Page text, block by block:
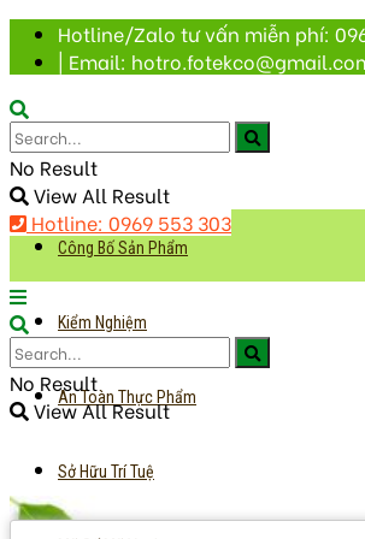
Hotline/Zalo tư vấn miễn phí:
| Email:
No Result
View All Result
Hotline: 0969 553 303
Công Bố Sản Phẩm
Kiểm Nghiệm
An Toàn Thực Phẩm
Sở Hữu Trí Tuệ
No Result
View All Result